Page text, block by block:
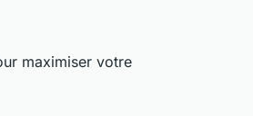
maximiser votre